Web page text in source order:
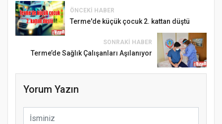
ÖNCEKI HABER
Terme'de küçük çocuk 2. kattan düştü
SONRAKI HABER
Terme’de Sağlık Çalışanları Aşılanıyor
Yorum Yazın